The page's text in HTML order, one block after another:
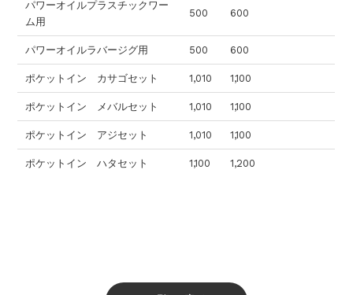
パワーオイルプラスチックワー
ム用
500 600
パワーオイルラバージグ用 500 600
ポケットイン カサゴセット 1,010 1,100
ポケットイン メバルセット 1,010 1,100
ポケットイン アジセット 1,010 1,100
ポケットイン ハタセット 1,100 1,200